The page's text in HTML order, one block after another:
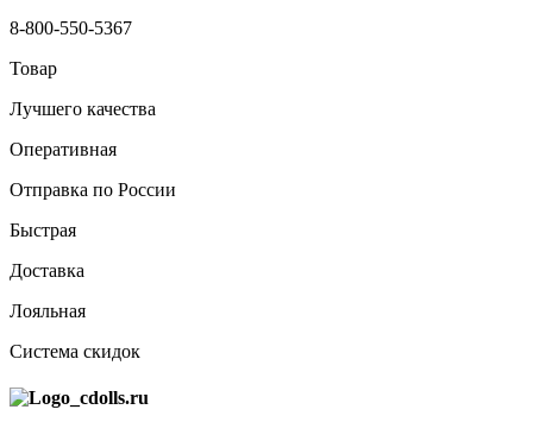
8-800-550-5367
Товар
Лучшего качества
Оперативная
Отправка по России
Быстрая
Доставка
Лояльная
Система скидок